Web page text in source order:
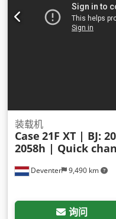
Deventer 9,490 km
装载机
Case 21F XT | BJ:
2058h | Quick
询问